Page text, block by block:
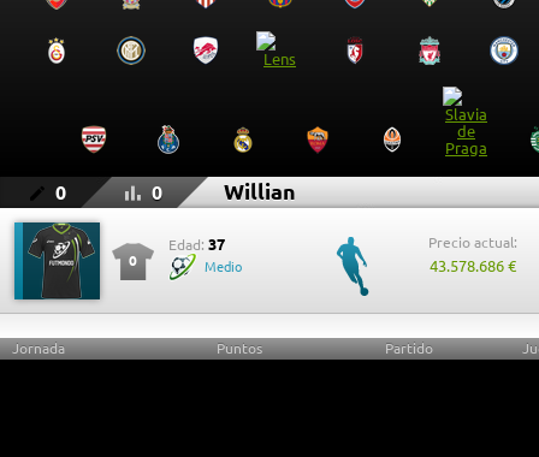
0 0 Willian
0
Edad: 37
Medio
Precio actual:
43.578.686 €
Jornada Puntos Partido